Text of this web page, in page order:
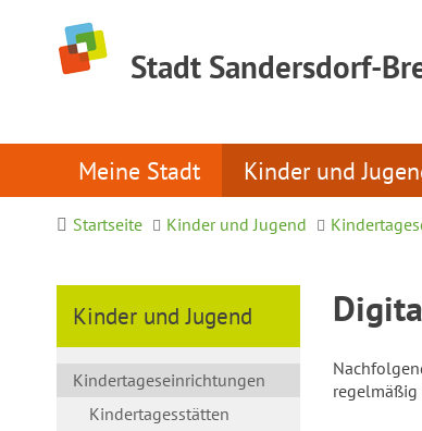
Stadt Sandersdorf-
Meine Stadt Kinder und
Startseite Kinder und Jugend
Kinder und Jugend
Kindertageseinrichtungen
Kindertagesstätten